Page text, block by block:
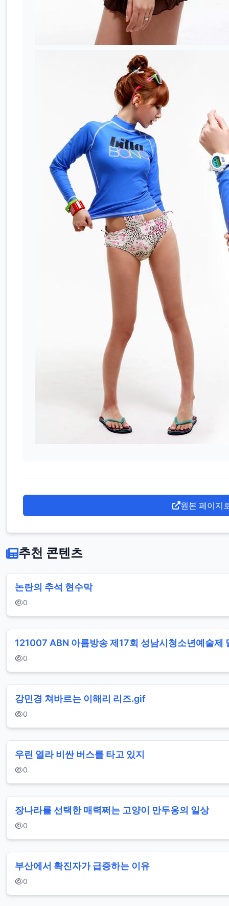
원본 페이지
추천 콘텐츠
논란의 추석 현수막
0
121007 ABN 아름방송 제17회 성남시청소년예술제
0
강민경 쳐바르는 이해리 리즈.gif
0
우린 열라 비싼 버스를 타고 있지
0
장나라를 선택한 매력쩌는 고양이 만두옹의 일상
0
부산에서 확진자가 급증하는 이유
0